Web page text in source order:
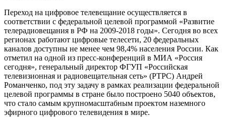
Переход на цифровое телевещание осуществляется в
соответствии с федеральной целевой программой «Развитие
телерадиовещания в РФ на 2009-2018 годы». Сегодня во всех
регионах работают цифровые телесети, 20 федеральных
каналов доступны не менее чем 98,4% населения России. Как
отметил на одной из пресс-конференций в МИА «Россия
сегодня», генеральный директор ФГУП «Российская
телевизионная и радиовещательная сеть» (РТРС) Андрей
Романченко, под эту задачу в рамках реализации федеральной
целевой программы в стране было построено 5040 объектов,
что стало самым крупномасштабным проектом наземного
эфирного цифрового телевидения в мире.